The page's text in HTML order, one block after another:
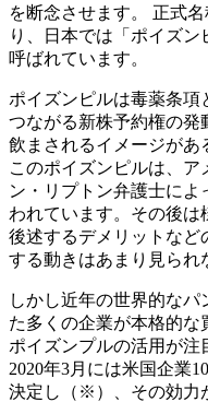
を断念させます。 正式名
り、日本では「ポイズ
呼ばれています。
ポイズンピルは毒薬条項
つながる新株予約権の発
飲まされるイメージがあ
このポイズンピルは、ア
ン・リプトン弁護士によ
われています。その後
後述するデメリットなど
する動きはあまり見られ
しかし近年の世界的な
た多くの企業が本格的
ポイズンプルの活用が注
2020年3月には米国企業
決定し（※）、その効力